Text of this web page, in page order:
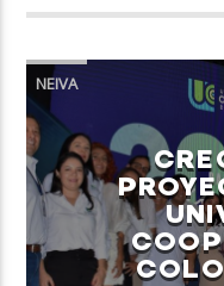
NEIVA